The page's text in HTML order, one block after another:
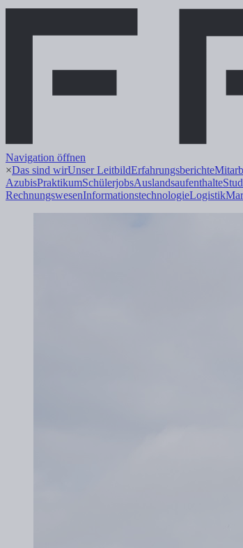
Navigation öffnen
×Das sind wirUnser LeitbildErfahrungsberichte
AzubisPraktikumSchülerjobsAuslandsaufenthalte
RechnungswesenInformationstechnologieLogistik